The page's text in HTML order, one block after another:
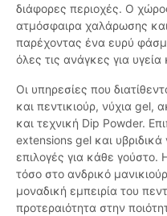
διάφορες περιοχές. Ο
ατμόσφαιρα χαλάρωσης
παρέχοντας ένα ευρύ
όλες τις ανάγκες για
Οι υπηρεσίες που
και πεντικιούρ, νύχια gel,
και τεχνική Dip Powder.
extensions gel και
επιλογές για κάθε γούστο.
τόσο στο ανδρικό
μοναδική εμπειρία του
προτεραιότητα στην